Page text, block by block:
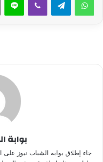
بوابة
جاء إطلاق بوابة الشباب نيوز على